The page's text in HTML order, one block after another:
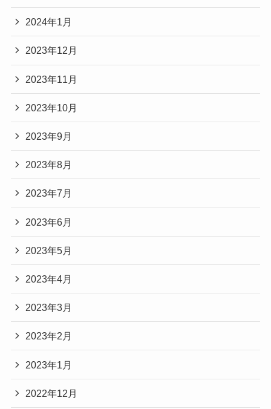
2024年1月
2023年12月
2023年11月
2023年10月
2023年9月
2023年8月
2023年7月
2023年6月
2023年5月
2023年4月
2023年3月
2023年2月
2023年1月
2022年12月